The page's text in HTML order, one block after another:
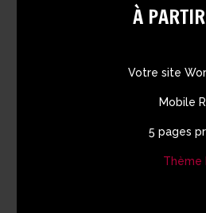
À
Votre site
Mobile
5 pages
Thème